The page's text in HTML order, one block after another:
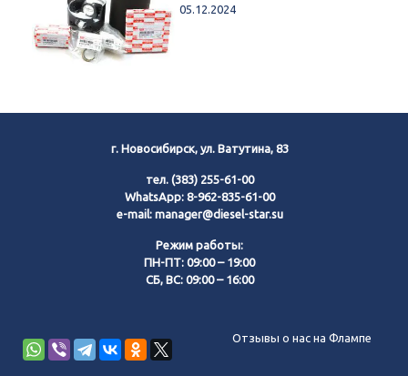
05.12.2024
г. Новосибирск, ул. Ватутина, 83
тел. (383) 255-61-00
WhatsApp: 8-962-835-61-00
e-mail: manager@diesel-star.su
Режим работы:
ПН-ПТ: 09:00 – 19:00
СБ, ВС: 09:00 – 16:00
Отзывы о нас на Флампе